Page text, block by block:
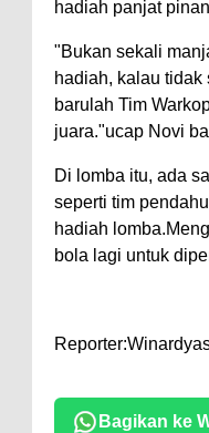
hadiah panjat
"Bukan sekali
hadiah, kalau
barulah Tim
juara."ucap Novi
Di lomba itu, ada
seperti tim
hadiah
bola lagi untuk
Bagikan ke